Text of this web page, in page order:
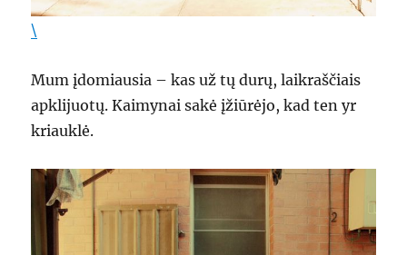
\
Mum įdomiausia – kas už tų durų, laikraščiais
apklijuotų. Kaimynai sakė įžiūrėjo, kad ten yr
kriauklė.